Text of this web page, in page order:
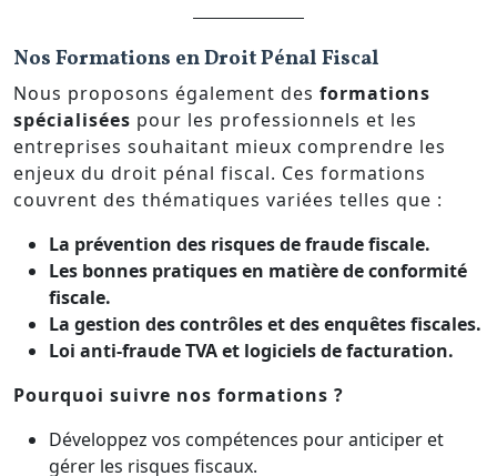
Nos Formations en Droit Pénal Fiscal
Nous proposons également des formations
spécialisées pour les professionnels et les
entreprises souhaitant mieux comprendre les
enjeux du droit pénal fiscal. Ces formations
couvrent des thématiques variées telles que :
La prévention des risques de fraude fiscale.
Les bonnes pratiques en matière de conformité
fiscale.
La gestion des contrôles et des enquêtes fiscales.
Loi anti-fraude TVA et logiciels de facturation.
Pourquoi suivre nos formations ?
Développez vos compétences pour anticiper et
gérer les risques fiscaux.